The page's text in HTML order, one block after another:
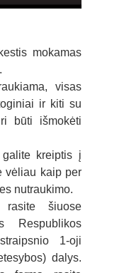
mokamas
.
, visas
ir kiti su
būti išmokėti
kreiptis į
vėliau kaip per
nutraukimo.
rasite šiuose
Respublikos
1-oji
dalys.